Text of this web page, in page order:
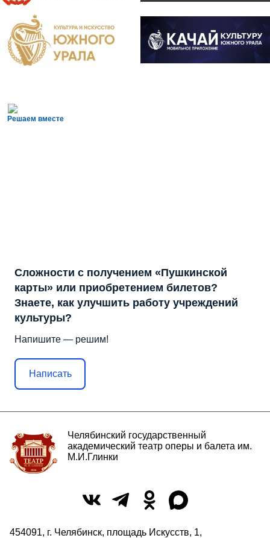
Решаем вместе
Сложности с получением «Пушкинской
карты» или приобретением билетов?
Знаете, как улучшить работу учреждений
культуры?
Напишите — решим!
Написать
Челябинский государственный
академический театр оперы и балета им.
М.И.Глинки
454091, г. Челябинск, площадь Искусств, 1,